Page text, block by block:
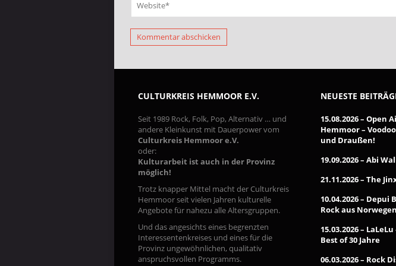
CULTURKREIS HEMMOOR E.V.
Seit 1989 Rock, Folk, Pop, Alternativ … und
andere Kleinkunst mit Dauerpower vom
Culturkreis Hemmoor e.V.
oder:
Kulturarbeit ist auch in der Provinz
möglich!
Trotz knapper Mittel macht der Culturkreis
Hemmoor seit vielen Jahren kulturelle
Angebote für nahezu alle Altersgruppen.
Und das angesichts eines begrenzten
Interessentenkreises und eines für die
Provinz ungewöhnlichen, qualitativ
anspruchsvollen Programms.
NEUESTE
15.08.2026 – Open
Hemmoor –
und Draußen!
19.09.2026 – Abi
21.11.2026 – The
10.04.2026 – Depui
Rock aus Norwegen
15.03.2026 –
Best of 30 Jahre
06.03.2026 – Rock